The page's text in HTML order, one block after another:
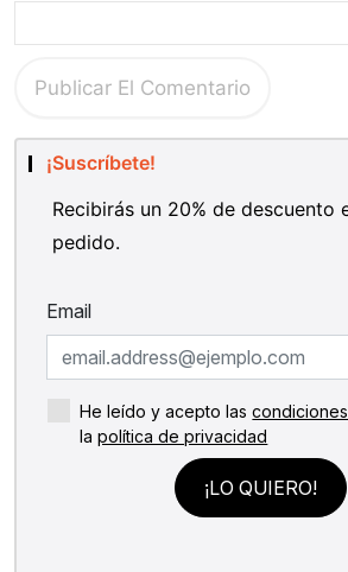
¡Suscríbete!
Recibirás un 20% de descuento
pedido.